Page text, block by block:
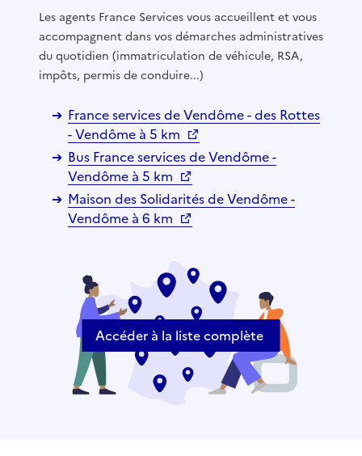
Les agents France Services vous accueillent et vous
accompagnent dans vos démarches administratives
du quotidien (immatriculation de véhicule, RSA,
impôts, permis de conduire...)
France services de Vendôme - des Rottes
- Vendôme à 5 km
Bus France services de Vendôme -
Vendôme à 5 km
Maison des Solidarités de Vendôme -
Vendôme à 6 km
Accéder à la liste complète